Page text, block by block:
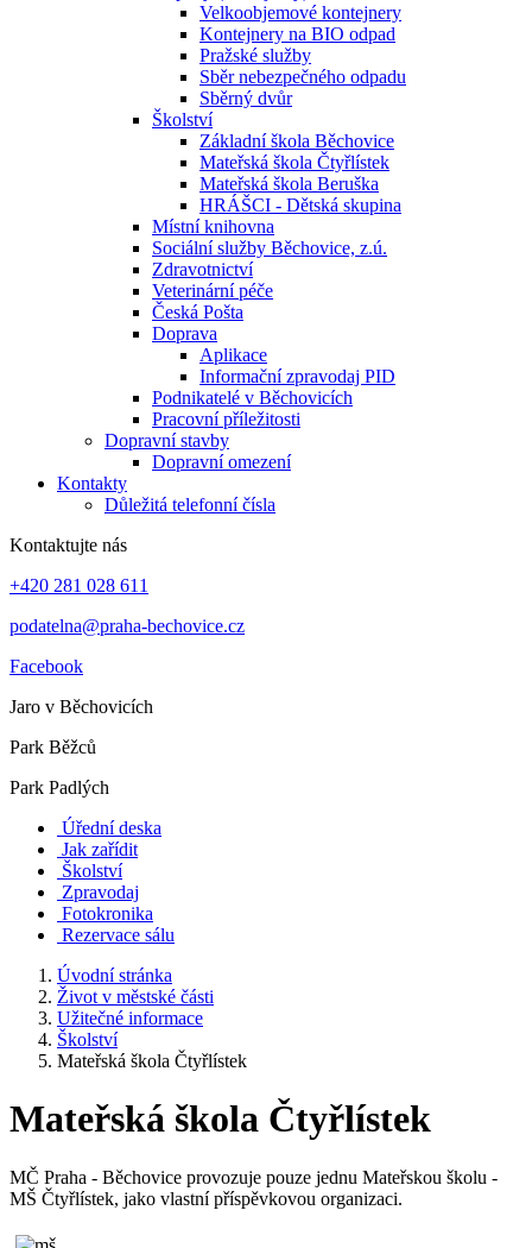
Velkoobjemové kontejnery
Kontejnery na BIO odpad
Pražské služby
Sběr nebezpečného odpadu
Sběrný dvůr
Školství
Základní škola Běchovice
Mateřská škola Čtyřlístek
Mateřská škola Beruška
HRÁŠCI - Dětská skupina
Místní knihovna
Sociální služby Běchovice, z.ú.
Zdravotnictví
Veterinární péče
Česká Pošta
Doprava
Aplikace
Informační zpravodaj PID
Podnikatelé v Běchovicích
Pracovní příležitosti
Dopravní stavby
Dopravní omezení
Kontakty
Důležitá telefonní čísla
Kontaktujte nás
+420 281 028 611
podatelna@praha-bechovice.cz
Facebook
Jaro v Běchovicích
Park Běžců
Park Padlých
Úřední deska
Jak zařídit
Školství
Zpravodaj
Fotokronika
Rezervace sálu
Úvodní stránka
Život v městské části
Užitečné informace
Školství
Mateřská škola Čtyřlístek
Mateřská škola Čtyřlístek
MČ Praha - Běchovice provozuje pouze jednu Mateřskou školu -
MŠ Čtyřlístek, jako vlastní příspěvkovou organizaci.